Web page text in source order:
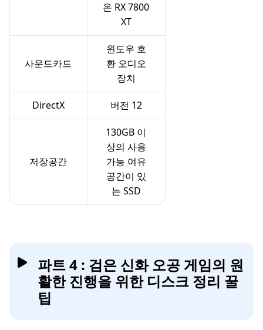
온 RX 7800
XT
사운드카드
윈도우 호
환 오디오
장치
DirectX 버전 12
저장공간
130GB 이
상의 사용
가능 여유
공간이 있
는 SSD
파트 4 : 검은 신화 오공 게임의 원
활한 진행을 위한 디스크 정리 꿀
팁